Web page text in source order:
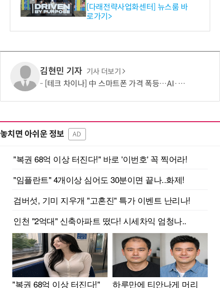
와의 비즈니스 미팅 지원…K
-바이오 해외 진출 교두보 확
보
[다래전략사업화센터] 뉴스룸 바
로가기>
김현민 기자 기사 더보기
[테크 차이나] 中 스마트폰 가격 폭등…AI·5G로 모바일 산업 패러다임 전환 모색
놓치면 아쉬운 정보 AD